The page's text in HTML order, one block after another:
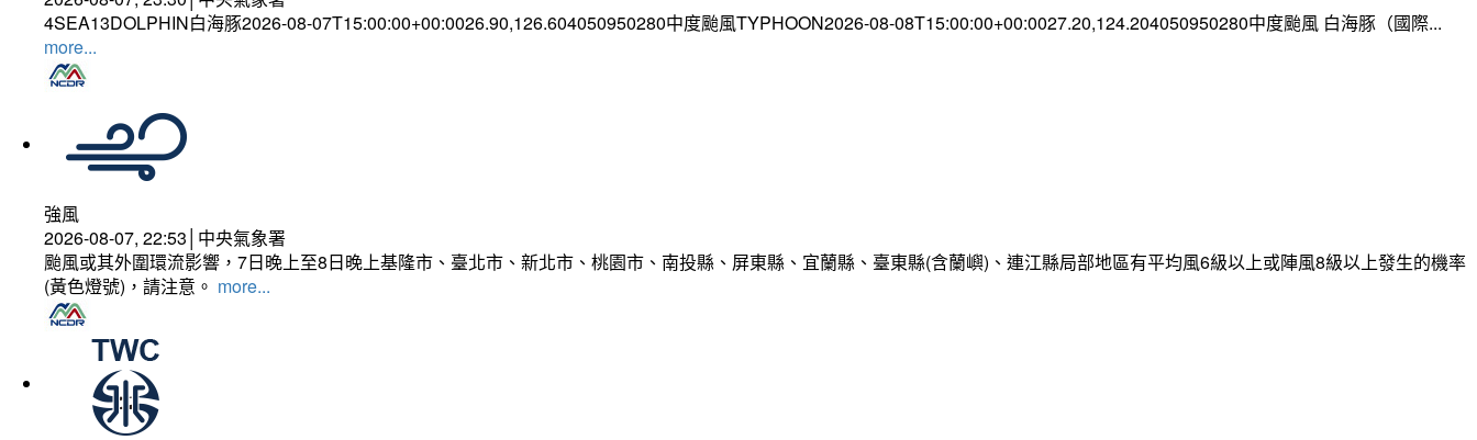
4SEA13DOLPHIN白海豚2026-08-07T15:00:00+00:0026.90,126.604050950280中度颱風TYPHOON2026-08-08T15:00:00+00:0027.20,124.204050950280中度颱風 白海豚（國際...
more...
強風
2026-08-07, 22:53│中央氣象署
颱風或其外圍環流影響，7日晚上至8日晚上基隆市、臺北市、新北市、桃園市、南投縣、屏東縣、宜蘭縣、臺東縣(含蘭嶼)、連江縣局部地區有平均風6級以上或陣風8級以上發生的機率
(黃色燈號)，請注意。 more...